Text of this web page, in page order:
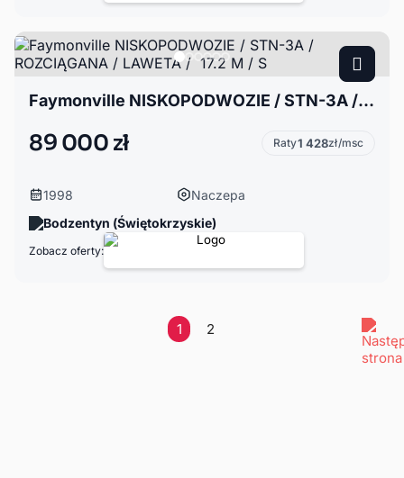
Faymonville NISKOPODWOZIE / STN-3A / ROZCIĄGANA / LAWETA / 17.2 M / S
89 000 zł Raty1 428zł/msc
1998
Naczepa
Bodzentyn (Świętokrzyskie)
Zobacz oferty:
1 2